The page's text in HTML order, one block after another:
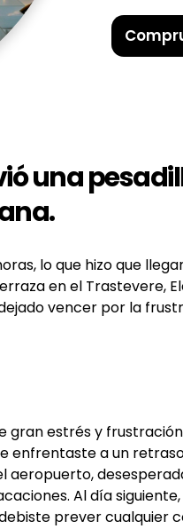
una
lo que hizo que
en el Trastevere,
vencer por la
gran estrés y
enfrentaste a un
aeropuerto,
Al día
prever cualquier